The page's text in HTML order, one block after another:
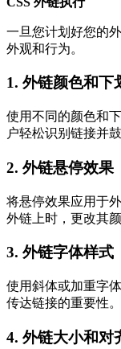
一旦您计划好您的
外观和行为。
1. 外链颜色和下
使用不同的颜色和
户轻松识别链接并
2. 外链悬停效果
将悬停效果应用于
外链上时，更改其
3. 外链字体样式
使用斜体或加重字
传达链接的重要性。
4. 外链大小和对